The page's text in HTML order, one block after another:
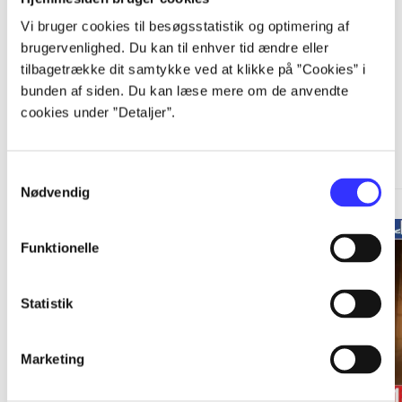
Vi bruger cookies til besøgsstatistik og optimering af
brugervenlighed. Du kan til enhver tid ændre eller
tilbagetrække dit samtykke ved at klikke på ”Cookies” i
bunden af siden. Du kan læse mere om de anvendte
cookies under ”Detaljer”.
Nødvendig
Funktionelle
Statistik
Marketing
A Telltale Games series